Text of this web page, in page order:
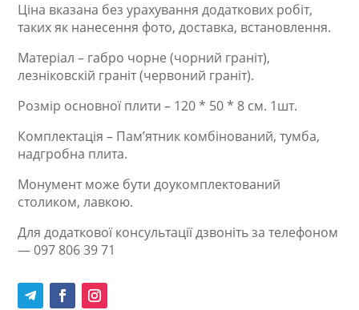
Ціна вказана без урахування додаткових робіт,
таких як нанесення фото, доставка, встановлення.
Матеріал – габро чорне (чорний граніт),
лезніковскій граніт (червоний граніт).
Розмір основної плити – 120 * 50 * 8 см. 1шт.
Комплектація – Пам’ятник комбінований, тумба,
надгробна плита.
Монумент може бути доукомплектований
столиком, лавкою.
Для додаткової консультації дзвоніть за телефоном
— 097 806 39 71